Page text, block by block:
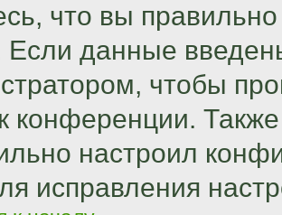
что вы
Если данные
чтобы
конференции.
настроил
исправления